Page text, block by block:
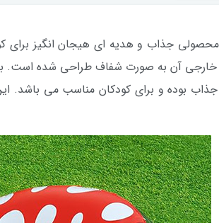
جذاب و هدیه ای هیجان انگیز برای
خارجی آن به صورت شفاف طراحی شده است.
بوده و برای کودکان مناسب می باشد.